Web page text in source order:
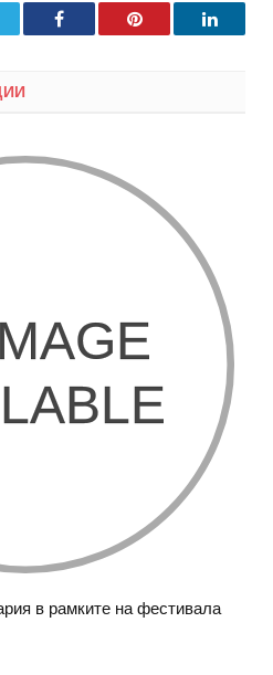
Facebook Pinterest
в рамките на фестивала